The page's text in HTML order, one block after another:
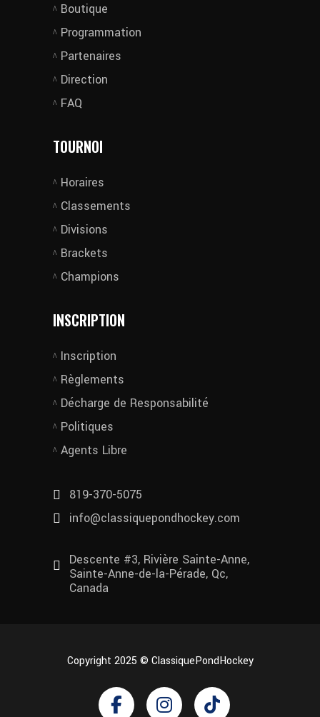
Boutique
Programmation
Partenaires
Direction
FAQ
TOURNOI
Horaires
Classements
Divisions
Brackets
Champions
INSCRIPTION
Inscription
Règlements
Décharge de Responsabilité
Politiques
Agents Libre
819-370-5075
info@classiquepondhockey.com
Descente #3, Rivière Sainte-Anne,
Sainte-Anne-de-la-Pérade, Qc,
Canada
Copyright 2025 © ClassiquePondHockey